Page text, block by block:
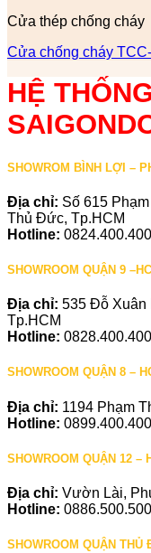
Cửa thép chống cháy
Cửa chống cháy
HỆ
SHOWROM BÌNH LỢI –
Địa chỉ: Số 615
Thủ Đức, Tp.HCM
Hotline: 0824.400.400
SHOWROOM QUẬN 9
Địa chỉ: 535 Đỗ Xuân
Tp.HCM
Hotline: 0828.400.400
SHOWROOM QUẬN 8 –
Địa chỉ: 1194 Phạm
Hotline: 0899.400.400
SHOWROOM QUẬN 12 –
Địa chỉ: Vườn Lài,
Hotline: 0886.500.500
SHOWROOM QUẬN